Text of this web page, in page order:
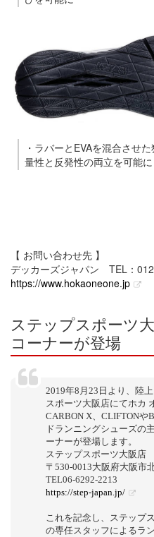
・ラバーとEVAを混合させ
量性と反発性の両立を可能に
【 お問い合わせ先 】
デッカーズジャパン TEL：
https://www.hokaoneone.jp
ステップスポーツ
コーナーが登場
2019年8月23日より、陸
スポーツ大阪店にてホカ
CARBON X、CLIFTONや
ドランニングシューズの
ーナーが登場します。
ステップスポーツ大阪店
〒530-0013大阪府大阪市
TEL06-6292-2213
https://step-japan.jp/
これを記念し、ステップ
の専任スタッフによるラ